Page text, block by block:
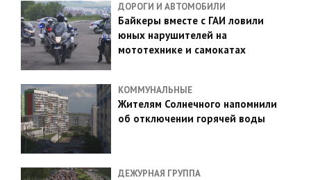
ДОРОГИ И АВТОМОБИЛИ
Байкеры вместе с ГАИ ловили
юных нарушителей на
мототехнике и самокатах
КОММУНАЛЬНЫЕ
Жителям Солнечного напомнили
об отключении горячей воды
ДЕЖУРНАЯ ГРУППА